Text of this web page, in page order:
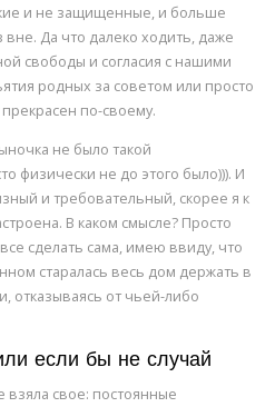
и не защищенные, и больше
Да что далеко ходить, даже
свободы и согласия с нашими
родных за советом или просто
по-своему.
не было такой
физически не до этого было))). И
и требовательный, скорее я к
В каком смысле? Просто
сделать сама, имею ввиду, что
старалась весь дом держать в
отказываясь от чьей-либо
если бы не случай
свое: постоянные